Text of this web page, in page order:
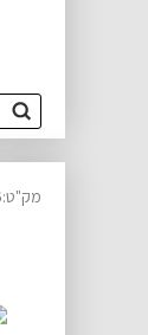
מק"ט:10010056